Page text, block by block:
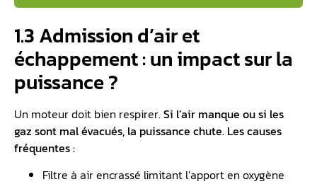
1.3 Admission d’air et
échappement : un impact sur la
puissance ?
Un moteur doit bien respirer. Si l’air manque ou si les
gaz sont mal évacués, la puissance chute. Les causes
fréquentes :
Filtre à air encrassé limitant l’apport en oxygène